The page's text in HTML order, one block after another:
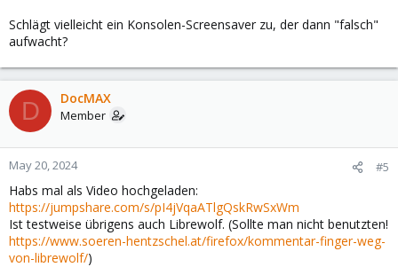
Schlägt vielleicht ein Konsolen-Screensaver zu, der dann "falsch"
aufwacht?
D DocMAX
Member
May 20, 2024 #5
Habs mal als Video hochgeladen:
https://jumpshare.com/s/pI4jVqaATlgQskRwSxWm
Ist testweise übrigens auch Librewolf. (Sollte man nicht benutzten!
https://www.soeren-hentzschel.at/firefox/kommentar-finger-weg-
von-librewolf/)